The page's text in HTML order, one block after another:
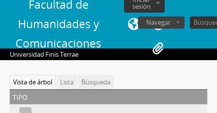
Facultad de
Humanidades y
Comunicaciones
sesión
Navegar
Universidad Finis Terrae
Vista de árbol Lista Búsqueda
tipo